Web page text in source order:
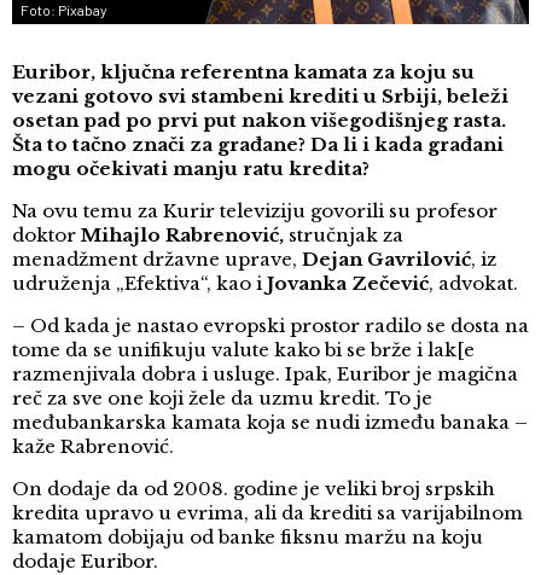
Foto: Pixabay
Euribor, ključna referentna kamata za koju su
vezani gotovo svi stambeni krediti u Srbiji, beleži
osetan pad po prvi put nakon višegodišnjeg rasta.
Šta to tačno znači za građane? Da li i kada građani
mogu očekivati manju ratu kredita?
Na ovu temu za Kurir televiziju govorili su profesor
doktor Mihajlo Rabrenović, stručnjak za
menadžment državne uprave, Dejan Gavrilović, iz
udruženja „Efektiva“, kao i Jovanka Zečević, advokat.
– Od kada je nastao evropski prostor radilo se dosta na
tome da se unifikuju valute kako bi se brže i lak[e
razmenjivala dobra i usluge. Ipak, Euribor je magična
reč za sve one koji žele da uzmu kredit. To je
međubankarska kamata koja se nudi između banaka –
kaže Rabrenović.
On dodaje da od 2008. godine je veliki broj srpskih
kredita upravo u evrima, ali da krediti sa varijabilnom
kamatom dobijaju od banke fiksnu maržu na koju
dodaje Euribor.